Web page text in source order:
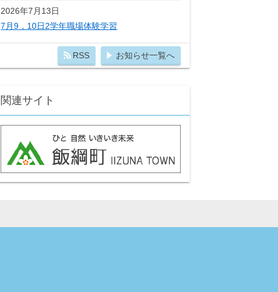
2026年7月13日
7月9，10日2学年職場体験学習
RSS お知らせ一覧へ
関連サイト